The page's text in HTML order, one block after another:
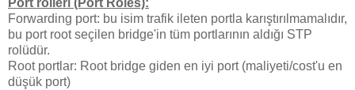
Forwarding port: bu isim trafik ileten portla karıştırılmamalıdır,
bu port root seçilen bridge'in tüm portlarının aldığı STP
rolüdür.
Root portlar: Root bridge giden en iyi port (maliyeti/cost'u en
düşük port)